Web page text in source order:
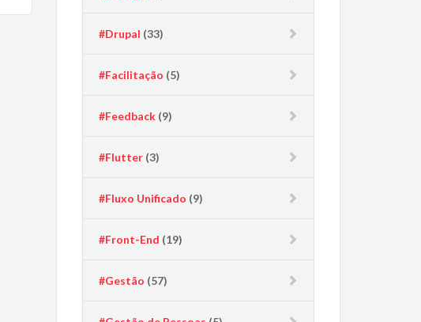
#Drupal (33)
#Facilitação (5)
#Feedback (9)
#Flutter (3)
#Fluxo Unificado (9)
#Front-End (19)
#Gestão (57)